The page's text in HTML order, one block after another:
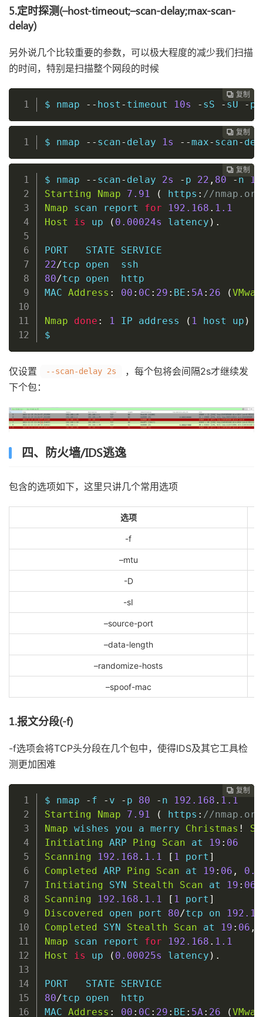
5.定时探测(–host-timeout;–scan-delay;max-scan-
delay)
另外说几个比较重要的参数，可以极大程度的减少我们扫描
的时间，特别是扫描整个网段的时候
 复制
 复制
 复制
 复制
 复制
 复制
 复制
 复制
 复制
 复制
 复制
 复制
 复制
 复制
 复制
 复制
 复制
 复制
 复制
 复制
 复制
$ nmap -- host - timeout 10s - sS - sU - p
 复制
 复制
 复制
 复制
 复制
 复制
 复制
 复制
 复制
 复制
 复制
 复制
 复制
 复制
 复制
 复制
 复制
 复制
 复制
 复制
$ nmap -- scan- delay 1s --max- scan-
 复制
 复制
 复制
 复制
 复制
 复制
 复制
 复制
 复制
 复制
 复制
 复制
 复制
 复制
 复制
 复制
 复制
 复制
 复制
$ nmap -- scan- delay 2s - p 22 , 80 - n
Starting
Nmap 7.91 ( https : //
Nmap scan report for 192.168 . 1.1
Host
is up ( 0 .00024s latency ) .
22/tcp open
ssh
80/tcp open
  http
MAC Address : 00 : 0C : 29 : BE : 5A : 26 (
Nmap done : 1 IP address ( 1 host up )
$
仅设置 --scan-delay 2s
，每个包将会间隔2s才继续发
下个包：
四、防火墙/IDS逃逸
包含的选项如下，这里只讲几个常用选项
选项
-f
–mtu
-D
-sI
–source-port
–data-length
–randomize-hosts
–spoof-mac
1.报文分段(-f)
-f选项会将TCP头分段在几个包中，使得IDS及其它工具检
测更加困难
 复制
 复制
 复制
 复制
 复制
 复制
 复制
 复制
 复制
 复制
 复制
 复制
 复制
 复制
 复制
 复制
 复制
 复制
$ nmap - f - v - p 80 - n 192.168 . 1.1
Starting
Nmap 7.91 ( https : //
Nmap wishes you a merry Christmas !
Initiating ARP Ping Scan at 19 : 06
Scanning
192.168 . 1.1 [ 1 port ]
Completed ARP Ping Scan at 19 : 06 , 0
Initiating SYN Stealth Scan at 19 : 06
Scanning
192.168 . 1.1 [ 1 port ]
Discovered
open port 80/tcp on
Completed SYN Stealth Scan at 19 : 06 ,
Nmap scan report for 192.168 . 1.1
Host
is up ( 0 .00025s latency ) .
80/tcp open
  http
MAC Address : 00 : 0C : 29 : BE : 5A : 26 (